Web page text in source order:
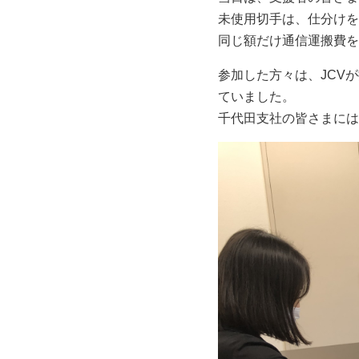
未使用切手は、仕分け
同じ額だけ通信運搬費
参加した方々は、JCV
ていました。
千代田支社の皆さまに